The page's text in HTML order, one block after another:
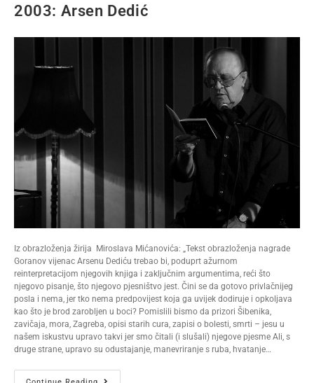
2003: Arsen Dedić
Iz obrazloženja žirija Miroslava Mićanovića: „Tekst obrazloženja nagrade
Goranov vijenac Arsenu Dediću trebao bi, poduprt ažurnom
reinterpretacijom njegovih knjiga i zaključnim argumentima, reći što
njegovo pisanje, što njegovo pjesništvo jest. Čini se da gotovo privlačnijeg
posla i nema, jer tko nema predpovijest koja ga uvijek dodiruje i opkoljava
kao što je brod zarobljen u boci? Pomislili bismo da prizori Šibenika,
zavičaja, mora, Zagreba, opisi starih cura, zapisi o bolesti, smrti – jesu u
našem iskustvu upravo takvi jer smo čitali (i slušali) njegove pjesme Ali, s
druge strane, upravo su odustajanje, manevriranje s ruba, hvatanje…